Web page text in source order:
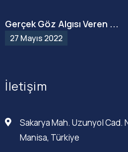
Gerçek Göz Algısı Veren ...
27 Mayıs 2022
İletişim
Sakarya Mah. Uzunyol Cad.
Manisa, Türkiye